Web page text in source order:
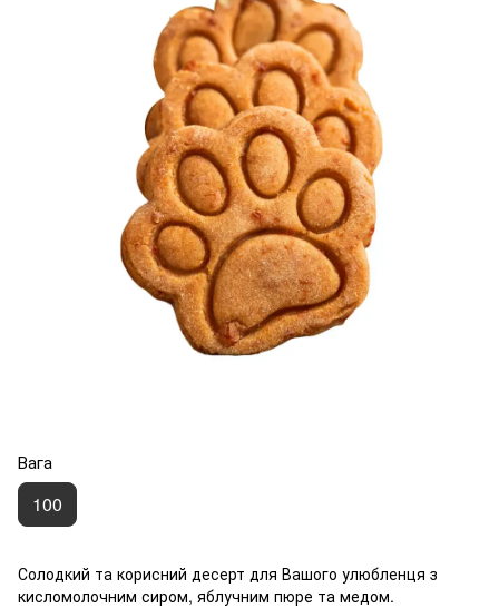
Вага
100
Солодкий та корисний десерт для Вашого улюбленця з
кисломолочним сиром, яблучним пюре та медом.